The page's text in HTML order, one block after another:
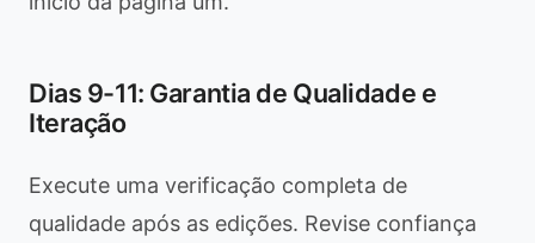
Dias 9-11: Garantia de Qualidade e
Iteração
Execute uma verificação completa de
qualidade após as edições. Revise confiança